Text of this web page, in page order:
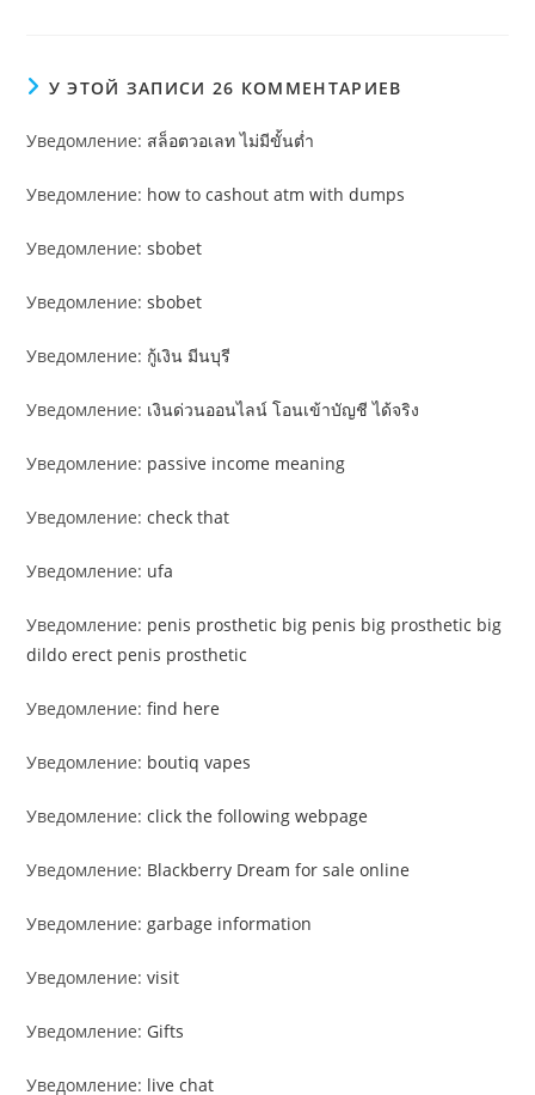
У ЭТОЙ ЗАПИСИ 26 КОММЕНТАРИЕВ
Уведомление: สล็อตวอเลท ไม่มีขั้นต่ำ
Уведомление: how to cashout atm with dumps
Уведомление:sbobet
Уведомление:sbobet
Уведомление: กู้เงิน มีนบุรี
Уведомление: เงินด่วนออนไลน์ โอนเข้าบัญชี ได้จริง
Уведомление: passive income meaning
Уведомление:check that
Уведомление: ufa
Уведомление: penis prosthetic big penis big prosthetic big
dildo erect penis prosthetic
Уведомление:find here
Уведомление: boutiq vapes
Уведомление:click the following webpage
Уведомление: Blackberry Dream for sale online
Уведомление:garbage information
Уведомление:visit
Уведомление: Gifts
Уведомление: live chat